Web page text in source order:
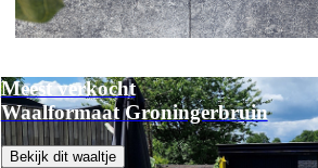
Meest verkocht
Waalformaat Groningerbruin
Bekijk dit waaltje